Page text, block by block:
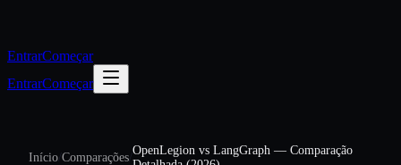
EntrarComeçar
EntrarComeçar
Início/Comparações/
OpenLegion vs LangGraph — Comparação